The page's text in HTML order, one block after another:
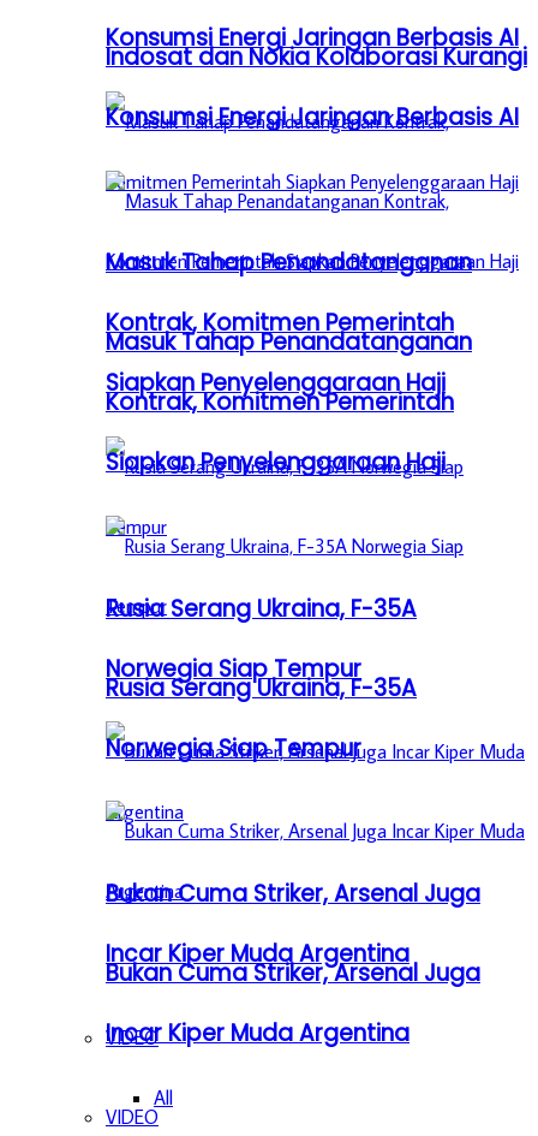
Konsumsi Energi Jaringan Berbasis AI
Masuk Tahap Penandatanganan
Kontrak, Komitmen Pemerintah
Siapkan Penyelenggaraan Haji
Rusia Serang Ukraina, F-35A
Norwegia Siap Tempur
Bukan Cuma Striker, Arsenal Juga
Incar Kiper Muda Argentina
VIDEO
All
Indosat dan Nokia Kolaborasi Kurangi
Konsumsi Energi Jaringan Berbasis AI
Masuk Tahap Penandatanganan
Kontrak, Komitmen Pemerintah
Siapkan Penyelenggaraan Haji
Rusia Serang Ukraina, F-35A
Norwegia Siap Tempur
Bukan Cuma Striker, Arsenal Juga
Incar Kiper Muda Argentina
VIDEO